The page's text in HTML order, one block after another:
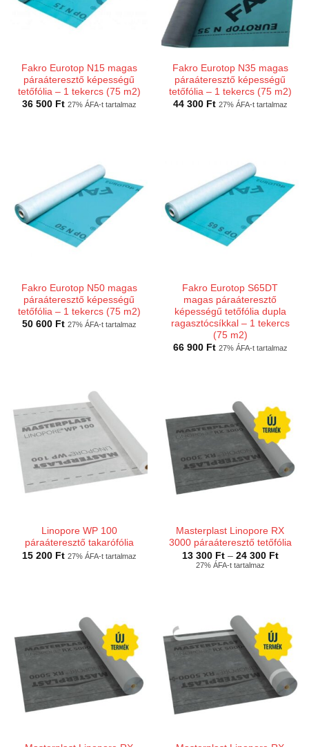
Fakro Eurotop N15 magas
páraáteresztő képességű
tetőfólia – 1 tekercs (75 m2)
36 500 Ft 27% ÁFA-t tartalmaz
Fakro Eurotop N35 magas
páraáteresztő képességű
tetőfólia – 1 tekercs (75 m2)
44 300 Ft 27% ÁFA-t tartalmaz
Fakro Eurotop N50 magas
páraáteresztő képességű
tetőfólia – 1 tekercs (75 m2)
50 600 Ft 27% ÁFA-t tartalmaz
Fakro Eurotop S65DT
magas páraáteresztő
képességű tetőfólia dupla
ragasztócsíkkal – 1 tekercs
(75 m2)
66 900 Ft 27% ÁFA-t tartalmaz
Linopore WP 100
páraáteresztő takarófólia
15 200 Ft 27% ÁFA-t tartalmaz
Masterplast Linopore RX
3000 páraáteresztő tetőfólia
13 300 Ft – 24 300 Ft
27% ÁFA-t tartalmaz